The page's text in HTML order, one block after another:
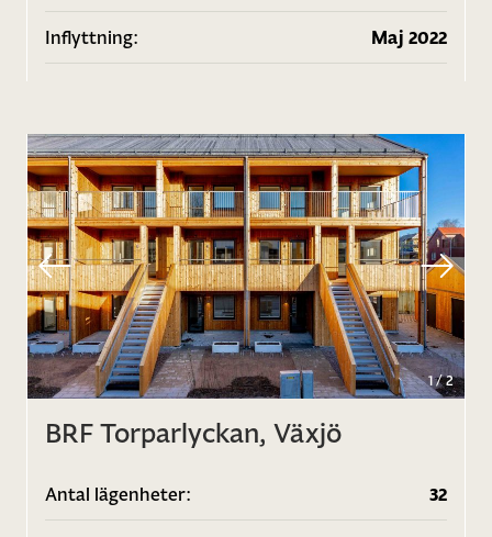
Inflyttning: Maj 2022
1/2
BRF Torparlyckan, Växjö
Antal lägenheter: 32